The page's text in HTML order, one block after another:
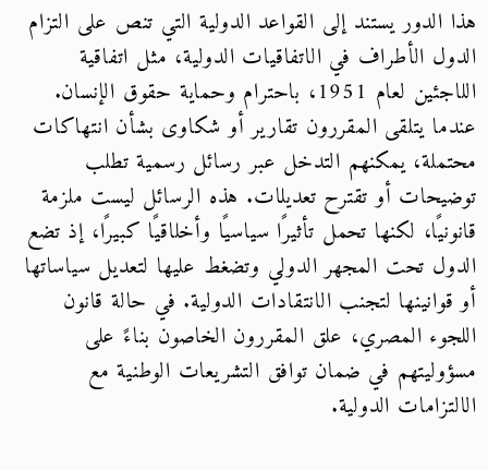
هذا الدور يستند إلى القواعد الدولية التي تنص على التزام
الدول الأطراف في الاتفاقيات الدولية، مثل اتفاقية
اللاجئين لعام 1951، باحترام وحماية حقوق الإنسان.
عندما يتلقى المقررون تقارير أو شكاوى بشأن انتهاكات
محتملة، يمكنهم التدخل عبر رسائل رسمية تطلب
توضيحات أو تقترح تعديلات. هذه الرسائل ليست ملزمة
قانونيًا، لكنها تحمل تأثيرًا سياسيًا وأخلاقيًا كبيرًا، إذ تضع
الدول تحت المجهر الدولي وتضغط عليها لتعديل سياساتها
أو قوانينها لتجنب الانتقادات الدولية. في حالة قانون
اللجوء المصري، علق المقررون الخاصون بناءً على
مسؤوليتهم في ضمان توافق التشريعات الوطنية مع
الالتزامات الدولية.